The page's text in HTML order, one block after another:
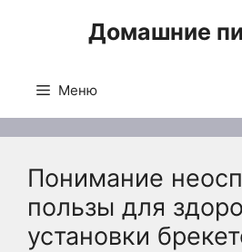
Домашние
Меню
Понимание
пользы для
установки